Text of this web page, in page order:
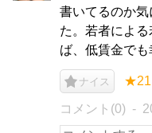
書いてるのか
た。若者によ
ば、低賃金で
ナイス ★21
コメント(0)